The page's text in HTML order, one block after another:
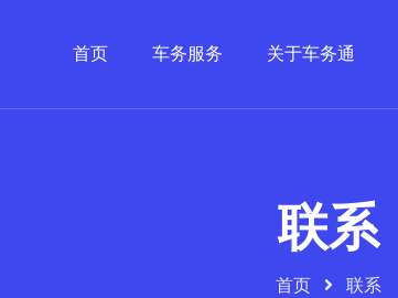
首页 车务服务 关于车务通
联系
首页 联系